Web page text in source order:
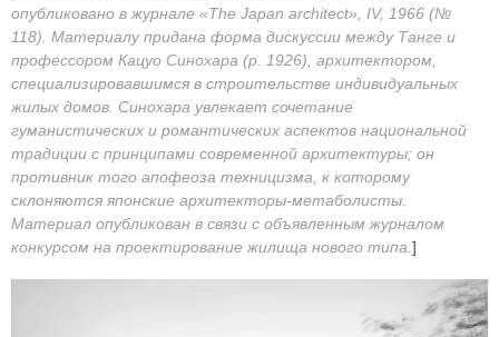
опубликовано в журнале «The Japan architect», IV, 1966 (№
118). Материалу придана форма дискуссии между Танге и
профессором Кацуо Синохара (р. 1926), архитектором,
специализировавшимся в строительстве индивидуальных
жилых домов. Синохара увлекает сочетание
гуманистических и романтических аспектов национальной
традиции с принципами современной архитектуры; он
противник того апофеоза техницизма, к которому
склоняются японские архитекторы-метаболисты.
Материал опубликован в связи с объявленным журналом
конкурсом на проектирование жилища нового типа. ]